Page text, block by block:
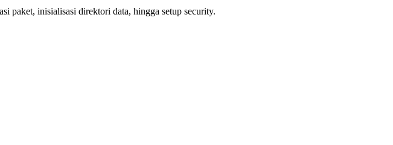
paket, inisialisasi direktori data, hingga setup security.